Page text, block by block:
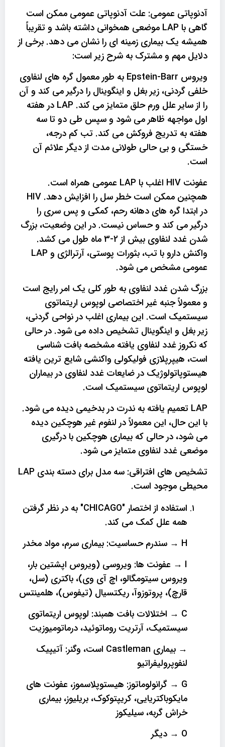
آدنوپاتی عمومی: علت آدنوپاتی عمومی ممکن است
گاهی با LAP موضعی همخوانی داشته باشد و تقریباً
همیشه یک بیماری زمینه ای را نشان می دهد. برخی از
دلایل مهم و مشترک به شرح زیر است:
ویروس Epstein-Barr به طور معمول گره های لنفاوی
خلفی گردنی، زیر بغل و اینگوینال را درگیر می کند و آن
را از سایر علل ورم حلق متمایز می کند. LAP در هفته
اول مواجهه ظاهر می شود و سپس طی دو تا سه
هفته به تدریج فروکش می کند. تب کم درجه،
خستگی و بی حالی طولانی مدت از دیگر علائم آن
است.
عفونت HIV اغلب با LAP عمومی همراه است.
همچنین ممکن است خطر سل را افزایش دهد. HIV
در ابتدا گره های دهانه رحم، کمکی و پس سری را
درگیر می کند و حساس نیست. در این وضعیت، بزرگ
شدن غدد لنفاوی بیش از 2-3 ماه طول می کشد.
واکنش دارو با تب، بثورات پوستی، آرترالژی و LAP
عمومی مشخص می شود.
بزرگ شدن غدد لنفاوی به طور کلی یک امر رایج است
و معمولاً جنبه غیر اختصاصی لوپوس اریتماتوی
سیستمیک است. این بیماری اغلب در نواحی گردنی،
زیر بغل و اینگوینال تشخیص داده می شود. در حالی
که نکروز غدد لنفاوی یافته مشخصه بافت شناسی
است، هیپرپلازی فولیکولی واکنشی شایع ترین یافته
هیستوپاتولوژیک در ضایعات غدد لنفاوی در بیماران
لوپوس اریتماتوی سیستمیک است.
LAP تعمیم یافته به ندرت در بدخیمی دیده می شود.
با این حال، این معمولاً در لنفوم غیر هوچکین دیده
می شود، در حالی که بیماری هوچکین با درگیری
موضعی غدد لنفاوی متمایز می شود.
تشخیص های افتراقی: سه مدل برای دسته بندی LAP
محیطی موجود است.
استفاده از اختصار "CHICAGO" به در نظر گرفتن
همه علل کمک می کند.
H
→ سندرم حساسیت: بیماری سرم، مواد مخدر
I
→ عفونت ها: ویروسی (ویروس اپشتین بار،
ویروس سیتومگالو، اچ آی وی)، باکتری (سل،
قارچ)، پروتوزوآ، ریکتسیال (تیفوس)، هلمینتس
C
→ اختلالات بافت همبند: لوپوس اریتماتوی
سیستمیک، آرتریت روماتوئید، درماتومیوزیت
→
بیماری Castleman است، وگنر: آتیپیک
لنفوپرولیفراتیو
G
→ گرانولوماتوز: هیستوپلاسموز، عفونت های
مایکوباکتریایی، کریپتوکوک، بریلیوز، بیماری
خراش گربه، سیلیکوز
O
→ دیگر